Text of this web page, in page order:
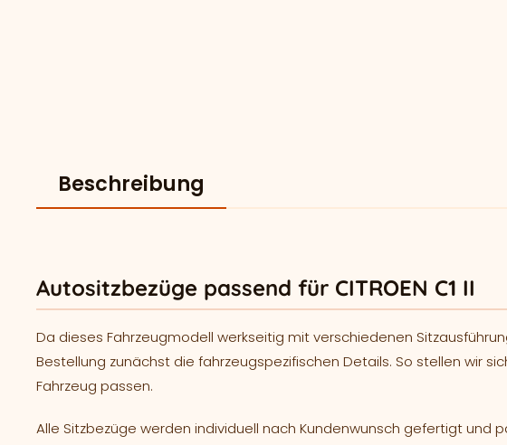
Beschreibung
Autositzbezüge passend für CITROEN C1 II
Da dieses Fahrzeugmodell werkseitig mit verschiedenen
Bestellung zunächst die fahrzeugspezifischen Details. So stellen wir
Fahrzeug passen.
Alle Sitzbezüge werden individuell nach Kundenwunsch gefertigt und